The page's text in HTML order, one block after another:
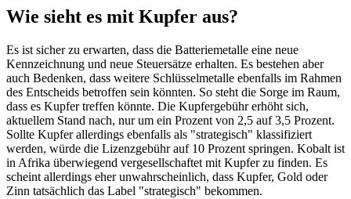
Wie sieht es mit Kupfer aus?
Es ist sicher zu erwarten, dass die Batteriemetalle eine neue
Kennzeichnung und neue Steuersätze erhalten. Es bestehen aber
auch Bedenken, dass weitere Schlüsselmetalle ebenfalls im Rahmen
des Entscheids betroffen sein könnten. So steht die Sorge im Raum,
dass es Kupfer treffen könnte. Die Kupfergebühr erhöht sich,
aktuellem Stand nach, nur um ein Prozent von 2,5 auf 3,5 Prozent.
Sollte Kupfer allerdings ebenfalls als "strategisch" klassifiziert
werden, würde die Lizenzgebühr auf 10 Prozent springen. Kobalt ist
in Afrika überwiegend vergesellschaftet mit Kupfer zu finden. Es
scheint allerdings eher unwahrscheinlich, dass Kupfer, Gold oder
Zinn tatsächlich das Label "strategisch" bekommen.